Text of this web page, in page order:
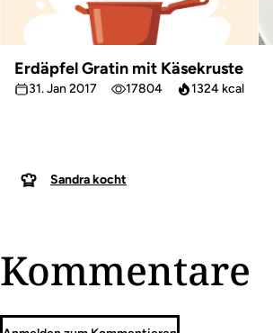
Erdäpfel Gratin mit Käsekruste
31. Jan 2017 17804 1324 kcal
Sandra kocht
Kommentare